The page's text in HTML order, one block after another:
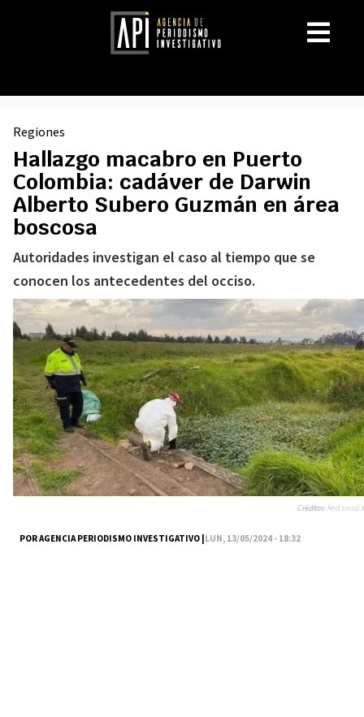
Regiones
Hallazgo macabro en Puerto
Colombia: cadáver de Darwin
Alberto Subero Guzmán en área
boscosa
Autoridades investigan el caso al tiempo que se
conocen los antecedentes del occiso.
POR AGENCIA PERIODISMO INVESTIGATIVO |LUN, 13/05/2024 - 18:32
Créditos:Red social X